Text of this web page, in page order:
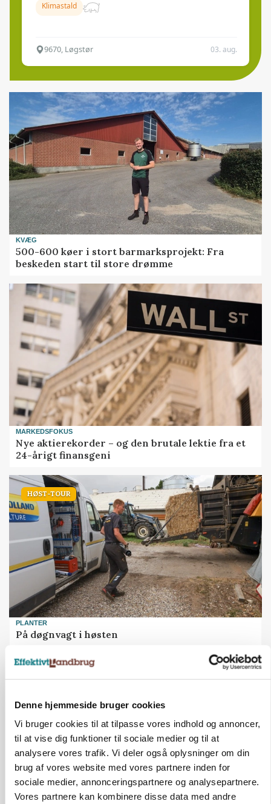
Denne hjemmeside bruger cookies
Vi bruger cookies til at tilpasse vores indhold og annoncer,
til at vise dig funktioner til sociale medier og til at
analysere vores trafik. Vi deler også oplysninger om din
brug af vores website med vores partnere inden for
sociale medier, annonceringspartnere og analysepartnere.
Vores partnere kan kombinere disse data med andre
Klimastald
9670, Løgstør 03. aug.
KVÆG
500-600 køer i stort barmarksprojekt: Fra
beskeden start til store drømme
MARKEDSFOKUS
Nye aktierekorder – og den brutale lektie fra et
24-årigt finansgeni
HØST-TOUR
PLANTER
På døgnvagt i høsten